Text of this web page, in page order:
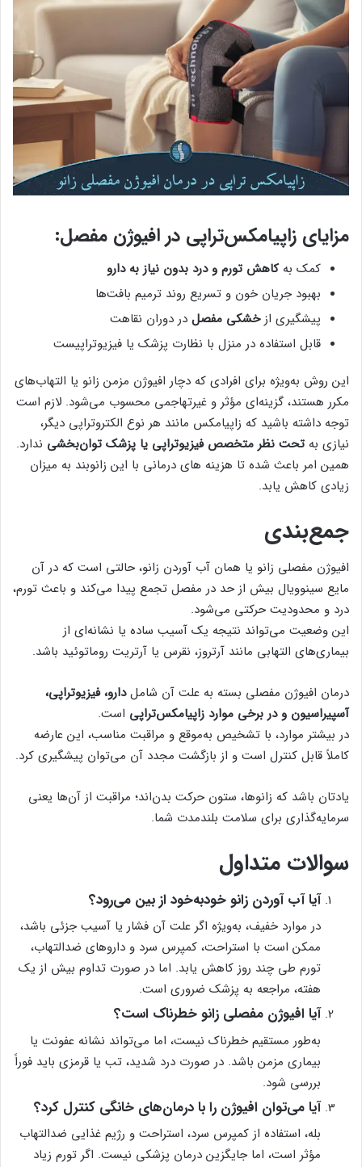
مزایای زاپیامکس‌تراپی در افیوژن مفصل:
کمک بهکاهش تورم و درد بدون نیاز به دارو
بهبود جریان خون و تسریع روند ترمیم بافت‌ها
پیشگیری ازخشکی مفصل در دوران نقاهت
قابل استفاده در منزل با نظارت پزشک یا فیزیوتراپیست
این روش به‌ویژه برای افرادی که دچار افیوژن مزمن زانو یا التهاب‌های
مکرر هستند، گزینه‌ای مؤثر و غیرتهاجمی محسوب می‌شود. لازم است
توجه داشته باشید که زاپیامکس مانند هر نوع الکتروتراپی دیگر،
نیازی به تحت نظر متخصص فیزیوتراپی یا پزشک توان‌بخشی ندارد.
همین امر باعث شده تا هزینه های درمانی با این زانوبند به میزان
زیادی کاهش یابد.
جمع‌بندی
افیوژن مفصلی زانو یا همان آب آوردن زانو، حالتی است که در آن
مایع سینوویال بیش از حد در مفصل تجمع پیدا می‌کند و باعث تورم،
درد و محدودیت حرکتی می‌شود.
این وضعیت می‌تواند نتیجه یک آسیب ساده یا نشانه‌ای از
بیماری‌های التهابی مانند آرتروز، نقرس یا آرتریت روماتوئید باشد.
درمان افیوژن مفصلی بسته به علت آن شاملدارو، فیزیوتراپی،
آسپیراسیون و در برخی موارد زاپیامکس‌تراپی است.
در بیشتر موارد، با تشخیص به‌موقع و مراقبت مناسب، این عارضه
کاملاً قابل کنترل است و از بازگشت مجدد آن می‌توان پیشگیری کرد.
یادتان باشد که زانوها، ستون حرکت بدن‌اند؛ مراقبت از آن‌ها یعنی
سرمایه‌گذاری برای سلامت بلندمدت شما.
سوالات متداول
آیا آب آوردن زانو خودبه‌خود از بین می‌رود؟
در موارد خفیف، به‌ویژه اگر علت آن فشار یا آسیب جزئی باشد،
ممکن است با استراحت، کمپرس سرد و داروهای ضدالتهاب،
تورم طی چند روز کاهش یابد. اما در صورت تداوم بیش از یک
هفته، مراجعه به پزشک ضروری است.
آیا افیوژن مفصلی زانو خطرناک است؟
به‌طور مستقیم خطرناک نیست، اما می‌تواند نشانه عفونت یا
بیماری مزمن باشد. در صورت درد شدید، تب یا قرمزی باید فوراً
بررسی شود.
آیا می‌توان افیوژن را با درمان‌های خانگی کنترل کرد؟
بله، استفاده از کمپرس سرد، استراحت و رژیم غذایی ضدالتهاب
مؤثر است، اما جایگزین درمان پزشکی نیست. اگر تورم زیاد